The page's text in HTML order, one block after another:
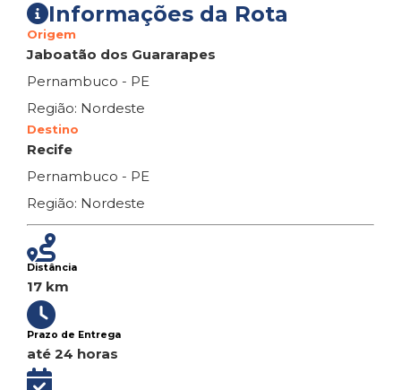
Informações da Rota
Origem
Jaboatão dos Guararapes
Pernambuco - PE
Região: Nordeste
Destino
Recife
Pernambuco - PE
Região: Nordeste
Distância
17 km
Prazo de Entrega
até 24 horas